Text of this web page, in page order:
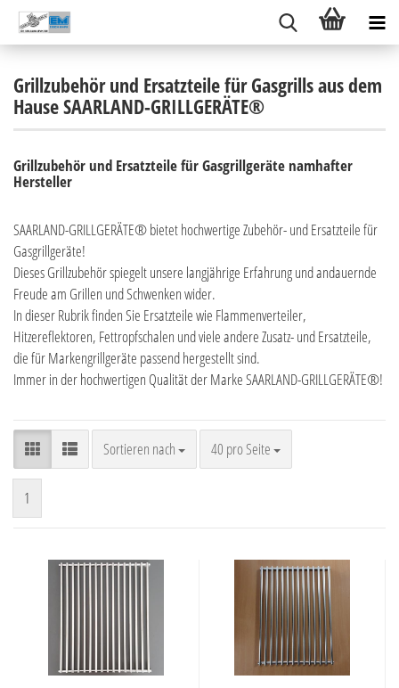
Grillzubehör und Ersatzteile für Gasgrills aus dem
Hause SAARLAND-GRILLGERÄTE®
Grillzubehör und Ersatzteile für Gasgrillgeräte namhafter
Hersteller
SAARLAND-GRILLGERÄTE® bietet hochwertige Zubehör- und Ersatzteile für
Gasgrillgeräte!
Dieses Grillzubehör spiegelt unsere langjährige Erfahrung und andauernde
Freude am Grillen und Schwenken wider.
In dieser Rubrik finden Sie Ersatzteile wie Flammenverteiler,
Hitzereflektoren, Fettropfschalen und viele andere Zusatz- und Ersatzteile,
die für Markengrillgeräte passend hergestellt sind.
Immer in der hochwertigen Qualität der Marke SAARLAND-GRILLGERÄTE®!
Sortieren nach
Sortieren nach 40 pro Seite
pro Seite
1